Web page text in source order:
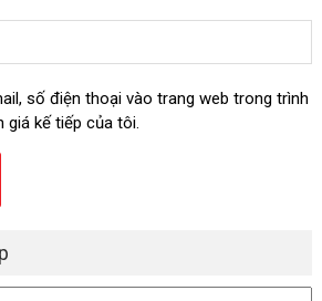
số điện thoại vào trang web trong trình
giá kế tiếp của tôi.